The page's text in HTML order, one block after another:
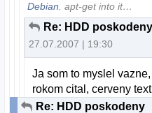
Debian . apt-get into it…
Re: HDD poskodeny
27.07.2007 | 19:30
Ja som to myslel
rokom cital, cerveny
Re: HDD poskodeny